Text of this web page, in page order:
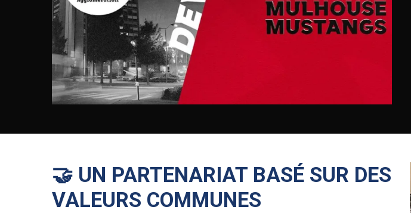
🤝 UN PARTENARIAT BASÉ SUR DES
VALEURS COMMUNES